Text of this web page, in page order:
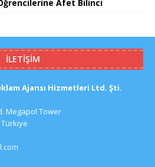
Afet Bilinci
İLETIŞIM
Ajansı Hizmetleri Ltd. Şti.
Megapol Tower